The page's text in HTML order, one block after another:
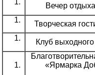
Вечер
Творческая
Клуб
«Ярмарка